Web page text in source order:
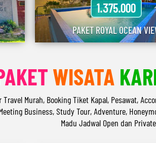
1.375.000
PAKET ROYAL OCEAN
WISATA
Murah, Booking Tiket Kapal, Pesawat,
Business, Study Tour, Adventure,
Madu Jadwal Open dan